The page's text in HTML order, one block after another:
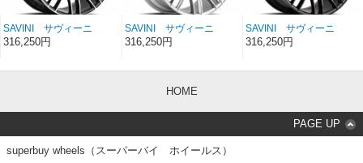
SAVINI サヴィーニ
BLACK di FORZA BM-
316,250円
SAVINI サヴィーニ
BLACK di FORZA BM-
316,250円
SAVINI サヴィーニ
BLACK di FORZA BM-
316,250円
HOME
PAGE UP
superbuy wheels（スーパーバイ ホイールス）